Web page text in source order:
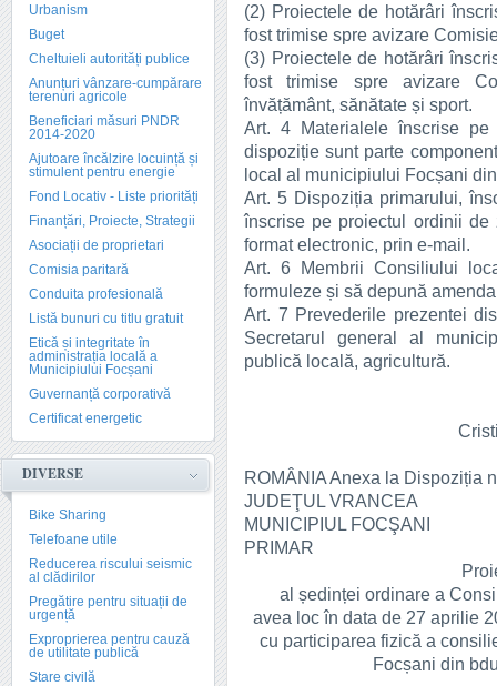
Urbanism
Buget
Cheltuieli autorități publice
Anunțuri vânzare-cumpărare
terenuri agricole
Beneficiari măsuri PNDR
2014-2020
Ajutoare încălzire locuință și
stimulent pentru energie
Fond Locativ - Liste priorități
Finanțări, Proiecte, Strategii
Asociații de proprietari
Comisia paritară
Conduita profesională
Listă bunuri cu titlu gratuit
Etică și integritate în
administrația locală a
Municipiului Focșani
Guvernanță corporativă
Certificat energetic
DIVERSE
Bike Sharing
Telefoane utile
Reducerea riscului seismic
al clădirilor
Pregătire pentru situații de
urgență
Exproprierea pentru cauză
de utilitate publică
Stare civilă
(2) Proiectele de hotărâri
fost trimise spre avizare
(3) Proiectele de hotărâri
fost trimise spre avizare
învățământ, sănătate și sport.
Art. 4 Materialele înscrise
dispoziție sunt parte
local al municipiului Focșani
Art. 5 Dispoziția primarului,
înscrise pe proiectul ordinii
format electronic, prin e-mail.
Art. 6 Membrii Consiliului
formuleze și să depună
Art. 7 Prevederile prezentei
Secretarul general al
publică locală, agricultură.
ROMÂNIA Anexa la Dispoziția
JUDEŢUL VRANCEA
MUNICIPIUL FOCŞANI
PRIMAR
al ședinței ordinare a
avea loc în data de 27 aprilie
cu participarea fizică a
Focșani din